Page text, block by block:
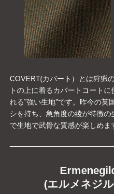
COVERT(カバート）とは狩猟
トの上に着るカバートコート
れる”強い生地”です。昨今の英
シを持ち、急角度の綾が特徴
で生地で武骨な質感が楽しめま
(エルメネジ